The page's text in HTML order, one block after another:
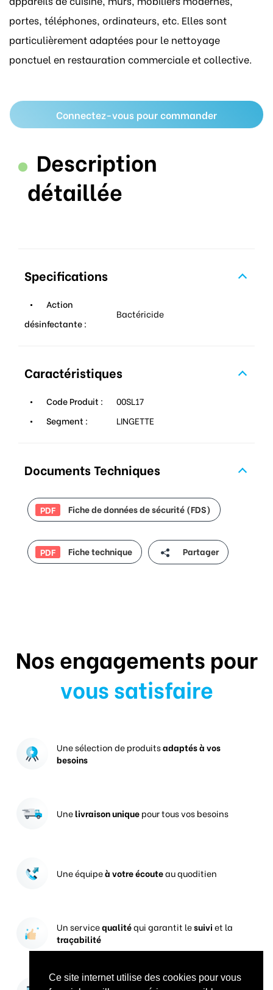
Ce site internet utilise des cookies pour vous
portes, téléphones, ordinateurs, etc. Elles sont
particulièrement adaptées pour le nettoyage
ponctuel en restauration commerciale et collective.
Connectez-vous pour commander
Description
détaillée
Specifications
Action
désinfectante :
Bactéricide
Caractéristiques
Code Produit :
00SL17
Segment :
LINGETTE
Documents Techniques
PDF Fiche de données de sécurité (FDS)
PDF Fiche technique Partager
Nos engagements pour
vous satisfaire
Une sélection de produitsadaptés à vos
besoins
Unelivraison uniquepour tous vos besoins
Une équipeà votre écouteau quoditien
Un servicequalitéqui garantit lesuiviet la
traçabilité